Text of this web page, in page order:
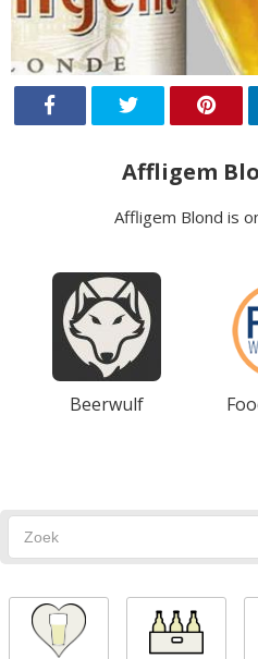
Affligem
Affligem Blond is
Beerwulf